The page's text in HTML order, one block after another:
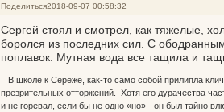
Поделиться2018-09-07 00:58:32
Сергей стоял и смотрел, как тяжелые,
боролся из последних сил. С
поплавок. Мутная вода все тащила и
В школе к Сереже, как-то само собой прилипла
презрительных отторжений. Хотя его дурачества
и не горевал, если бы не одно «но» - он был тайно